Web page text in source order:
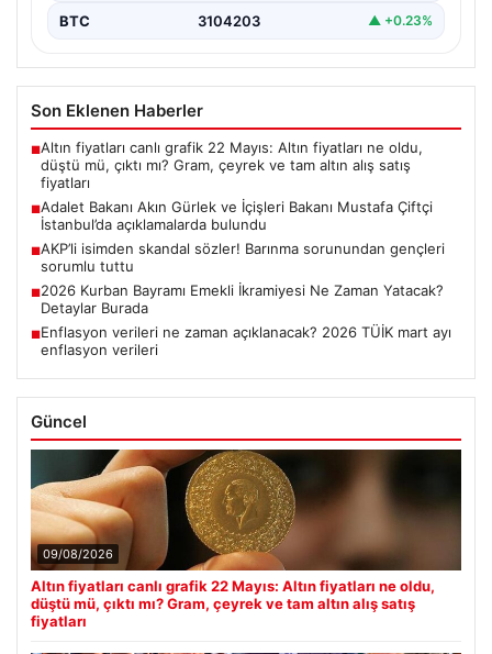
BTC 3104203 ▲ +0.23%
Son Eklenen Haberler
■Altın fiyatları canlı grafik 22 Mayıs: Altın fiyatları ne oldu,
düştü mü, çıktı mı? Gram, çeyrek ve tam altın alış satış
fiyatları
■Adalet Bakanı Akın Gürlek ve İçişleri Bakanı Mustafa Çiftçi
İstanbul’da açıklamalarda bulundu
■AKP’li isimden skandal sözler! Barınma sorunundan gençleri
sorumlu tuttu
■2026 Kurban Bayramı Emekli İkramiyesi Ne Zaman Yatacak?
Detaylar Burada
■Enflasyon verileri ne zaman açıklanacak? 2026 TÜİK mart ayı
enflasyon verileri
Güncel
09/08/2026
Altın fiyatları canlı grafik 22 Mayıs: Altın fiyatları ne oldu,
düştü mü, çıktı mı? Gram, çeyrek ve tam altın alış satış
fiyatları